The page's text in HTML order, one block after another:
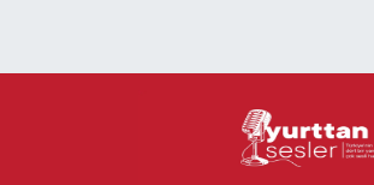
Süper Lig Puan Durumu ve Fikstür